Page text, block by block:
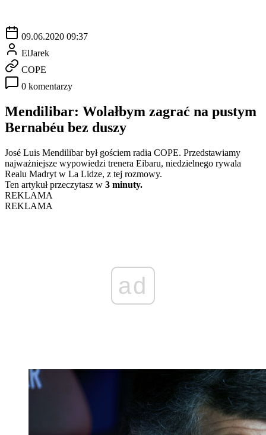
09.06.2020 09:37
ElJarek
COPE
0 komentarzy
Mendilibar: Wolałbym zagrać na pustym
Bernabéu bez duszy
José Luis Mendilibar był gościem radia COPE. Przedstawiamy
najważniejsze wypowiedzi trenera Eibaru, niedzielnego rywala
Realu Madryt w La Lidze, z tej rozmowy.
Ten artykuł przeczytasz w 3 minuty.
REKLAMA
REKLAMA
ad